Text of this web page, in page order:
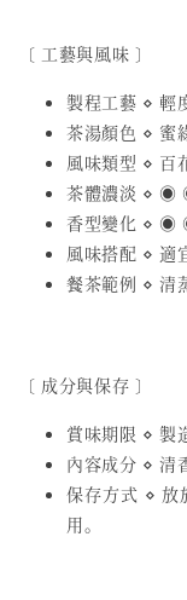
〔 工藝與風味 〕
製程工藝 ⋄ 輕
茶湯顏色 ⋄ 蜜
風味類型 ⋄ 百
茶體濃淡 ⋄
香型變化 ⋄
風味搭配 ⋄ 適
餐茶範例 ⋄ 清
〔 成分與保存 〕
賞味期限 ⋄ 製
內容成分 ⋄ 清
保存方式 ⋄ 放
用。